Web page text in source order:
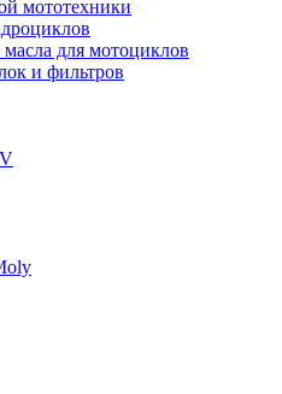
мототехники
для мотоциклов
и фильтров